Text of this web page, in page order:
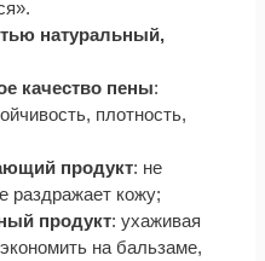
натуральный,
качество пены:
плотность,
продукт: не
раздражает кожу;
продукт: ухаживая
на бальзаме,